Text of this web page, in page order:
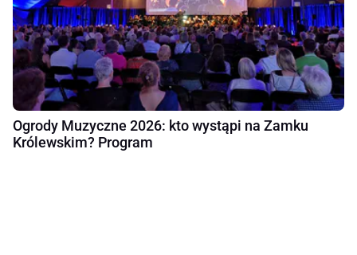
Ogrody Muzyczne 2026: kto wystąpi na Zamku
Królewskim? Program